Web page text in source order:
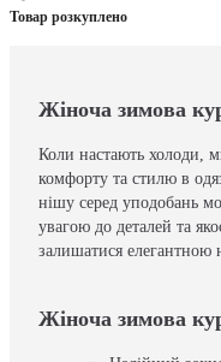
Товар розкуплено
Жіноча зимова
Коли настають холоди,
комфорту та стилю в
нішу серед уподобань
увагою до деталей та
залишатися елегантною
Жіноча зимова